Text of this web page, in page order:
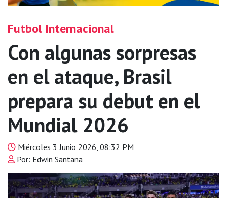
Futbol Internacional
Con algunas sorpresas
en el ataque, Brasil
prepara su debut en el
Mundial 2026
Miércoles 3 Junio 2026, 08:32 PM
Por: Edwin Santana